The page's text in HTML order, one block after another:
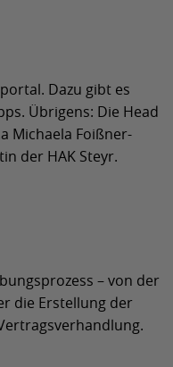
Dazu gibt es
Übrigens: Die Head
Michaela Foißner-
der HAK Steyr.
– von der
die Erstellung der